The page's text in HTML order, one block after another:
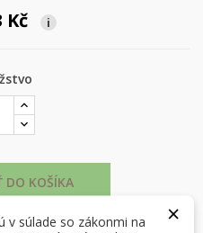
Kč i
DO KOŠÍKA
želaní
želaní
si mohli výrobky uložiť do
×
v súlade so zákonmi na